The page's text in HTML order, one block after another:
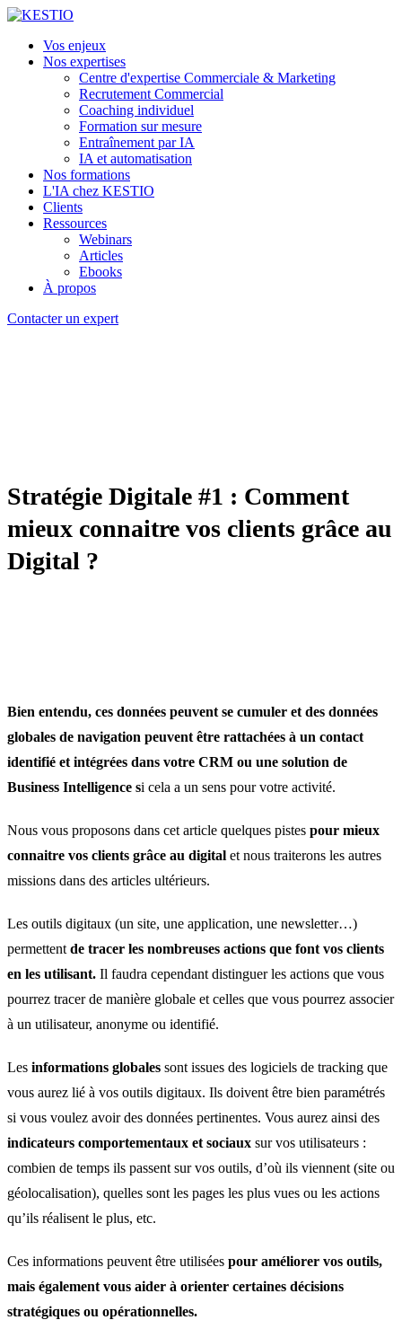
Vos enjeux
Nos expertises
Centre d'expertise Commerciale & Marketing
Recrutement Commercial
Coaching individuel
Formation sur mesure
Entraînement par IA
IA et automatisation
Nos formations
L'IA chez KESTIO
Clients
Ressources
Webinars
Articles
Ebooks
À propos
Contacter un expert
Stratégie Digitale #1 : Comment
mieux connaitre vos clients grâce au
Digital ?
Bien entendu, ces données peuvent se cumuler et des données
globales de navigation peuvent être rattachées à un contact
identifié et intégrées dans votre CRM ou une solution de
Business Intelligence si cela a un sens pour votre activité.
Nous vous proposons dans cet article quelques pistes pour mieux
connaitre vos clients grâce au digital et nous traiterons les autres
missions dans des articles ultérieurs.
Les outils digitaux (un site, une application, une newsletter…)
permettent de tracer les nombreuses actions que font vos clients
en les utilisant. Il faudra cependant distinguer les actions que vous
pourrez tracer de manière globale et celles que vous pourrez associer
à un utilisateur, anonyme ou identifié.
Les informations globales sont issues des logiciels de tracking que
vous aurez lié à vos outils digitaux. Ils doivent être bien paramétrés
si vous voulez avoir des données pertinentes. Vous aurez ainsi des
indicateurs comportementaux et sociaux sur vos utilisateurs :
combien de temps ils passent sur vos outils, d’où ils viennent (site ou
géolocalisation), quelles sont les pages les plus vues ou les actions
qu’ils réalisent le plus, etc.
Ces informations peuvent être utilisées pour améliorer vos outils,
mais également vous aider à orienter certaines décisions
stratégiques ou opérationnelles.